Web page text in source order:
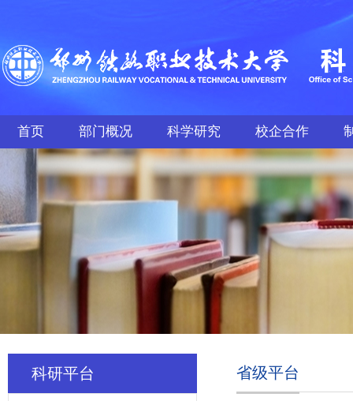
首页 部门概况 科学研究 校企合作
科研平台 省级平台